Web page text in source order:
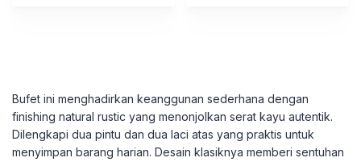
Bufet ini menghadirkan keanggunan sederhana dengan
finishing natural rustic yang menonjolkan serat kayu autentik.
Dilengkapi dua pintu dan dua laci atas yang praktis untuk
menyimpan barang harian. Desain klasiknya memberi sentuhan